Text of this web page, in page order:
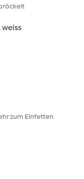
weiss
zum Einfetten